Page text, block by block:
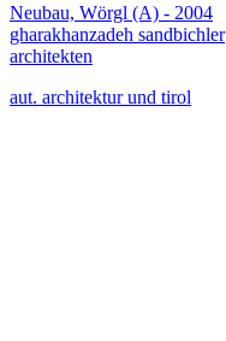
Neubau, Wörgl (A) - 2004
gharakhanzadeh sandbichler
architekten
aut. architektur und tirol